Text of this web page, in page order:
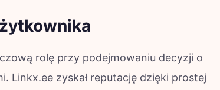
rolę przy podejmowaniu decyzji o
Linkx.ee zyskał reputację dzięki prostej